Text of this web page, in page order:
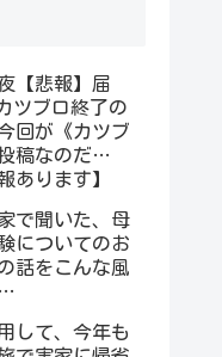
【悲報】届
ブロ終了の
回が《カツブ
稿なのだ…
あります】
で聞いた、母
についてのお
話をこんな風
して、今年も